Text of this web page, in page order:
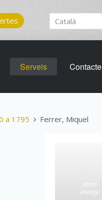
Serveis Contacte
a 1795 Ferrer, Miquel